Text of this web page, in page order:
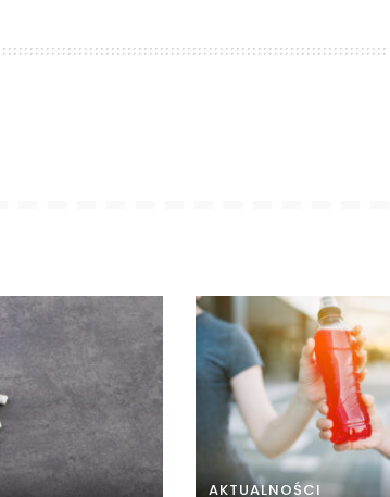
AKTUALNOŚCI